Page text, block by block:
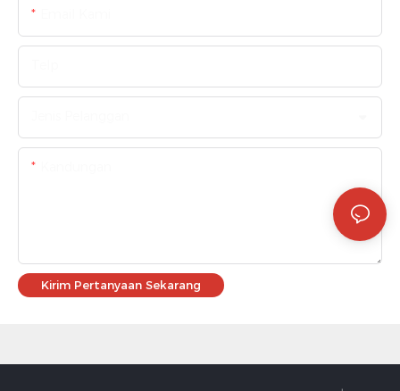
Kirim Pertanyaan Sekarang